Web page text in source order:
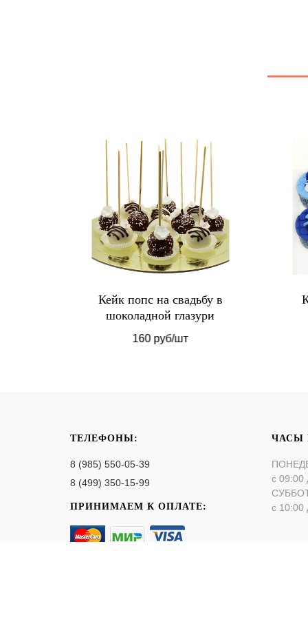
Кейк попс на свадьбу в
шоколадной глазури
160 руб/шт
ТЕЛЕФОНЫ:
8 (985) 550-05-39
8 (499) 350-15-99
ПРИНИМАЕМ К ОПЛАТЕ:
ЧАСЫ
с 09:00
с 10:00